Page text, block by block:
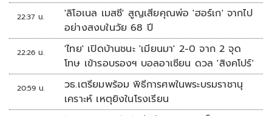
22:37 น.
'ลิโอเนล เมสซี' สูญเสียคุณพ่อ 'ฮอร์เก' จากไป
อย่างสงบในวัย 68 ปี
22:26 น.
'ไทย' เปิดบ้านชนะ 'เมียนมา' 2-0 จาก 2 จุด
โทษ เข้ารอบรองฯ บอลอาเซียน ดวล 'สิงคโปร์'
20:59 น.
วธ.เตรียมพร้อม พิธีการศพในพระบรมราชานุ
เคราะห์ เหตุยิงในโรงเรียน